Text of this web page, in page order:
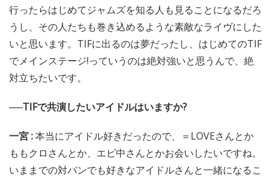
行ったらはじめてジャムズを知る人も見ることになるだろ
うし、その人たちも巻き込めるような素敵なライヴにした
いと思います。TIFに出るのは夢だったし、はじめてのTIF
でメインステージ!っていうのは絶対強いと思うんで、絶
対立ちたいです。
──TIFで共演したいアイドルはいますか?
一宮 :本当にアイドル好きだったので、＝LOVEさんとか
ももクロさんとか、エビ中さんとかお会いしたいですね。
いままでの対バンでも好きなアイドルさんと一緒になるこ